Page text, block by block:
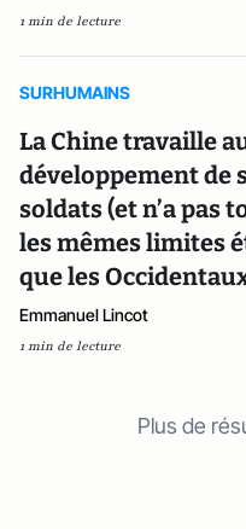
1 min de lecture
SURHUMAINS
La Chine travaille
développement de
soldats (et n’a pas
les mêmes limites
que les
Emmanuel Lincot
1 min de lecture
Plus de